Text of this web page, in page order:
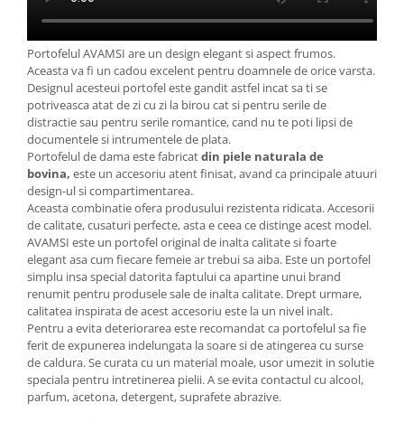
Portofelul AVAMSI are un design elegant si aspect frumos.
Aceasta va fi un cadou excelent pentru doamnele de orice varsta.
Designul acesteui portofel este gandit astfel incat sa ti se
potriveasca atat de zi cu zi la birou cat si pentru serile de
distractie sau pentru serile romantice, cand nu te poti lipsi de
documentele si intrumentele de plata.
Portofelul de dama este fabricatdin piele naturala de
bovina, este un accesoriu atent finisat, avand ca principale atuuri
design-ul si compartimentarea.
Aceasta combinatie ofera produsului rezistenta ridicata. Accesorii
de calitate, cusaturi perfecte, asta e ceea ce distinge acest model.
AVAMSI este un portofel original de inalta calitate si foarte
elegant asa cum fiecare femeie ar trebui sa aiba. Este un portofel
simplu insa special datorita faptului ca apartine unui brand
renumit pentru produsele sale de inalta calitate. Drept urmare,
calitatea inspirata de acest accesoriu este la un nivel inalt.
Pentru a evita deteriorarea este recomandat ca portofelul sa fie
ferit de expunerea indelungata la soare si de atingerea cu surse
de caldura. Se curata cu un material moale, usor umezit in solutie
speciala pentru intretinerea pielii. A se evita contactul cu alcool,
parfum, acetona, detergent, suprafete abrazive.